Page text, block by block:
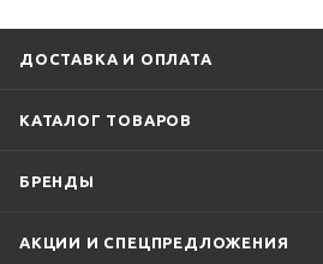
ДОСТАВКА И ОПЛАТА
КАТАЛОГ ТОВАРОВ
БРЕНДЫ
АКЦИИ И СПЕЦПРЕДЛОЖЕНИЯ